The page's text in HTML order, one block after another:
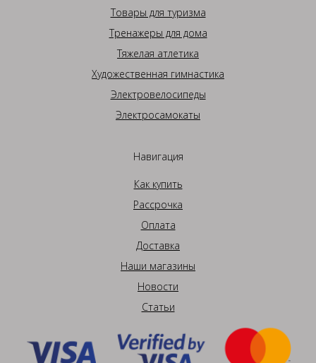
Товары для туризма
Тренажеры для дома
Тяжелая атлетика
Художественная гимнастика
Электровелосипеды
Электросамокаты
Навигация
Как купить
Рассрочка
Оплата
Доставка
Наши магазины
Новости
Статьи